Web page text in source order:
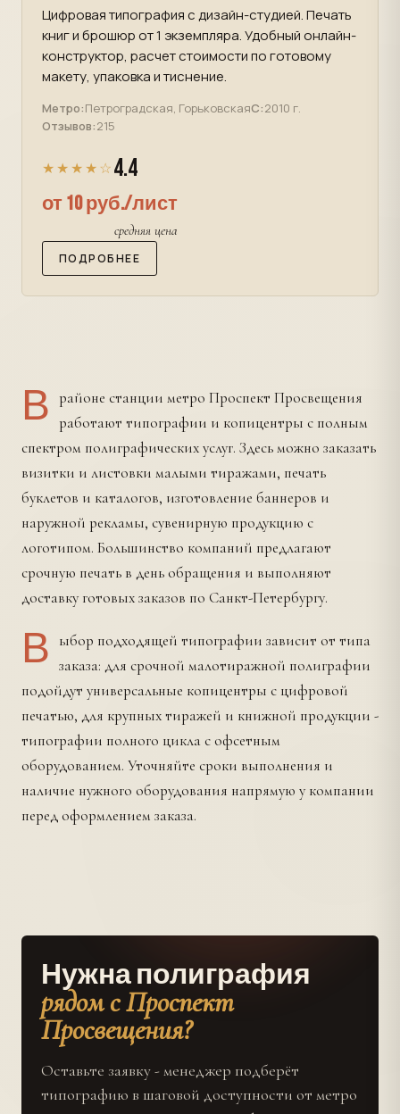
Цифровая типография с дизайн-студией. Печать
книг и брошюр от 1 экземпляра. Удобный онлайн-
конструктор, расчет стоимости по готовому
макету, упаковка и тиснение.
Метро:Петроградская, ГорьковскаяС:2010 г.
Отзывов:215
★★★★☆ 4.4
от 10 руб./лист
средняя цена
ПОДРОБНЕЕ
В районе станции метро Проспект Просвещения
работают типографии и копицентры с полным
спектром полиграфических услуг. Здесь можно заказать
визитки и листовки малыми тиражами, печать
буклетов и каталогов, изготовление баннеров и
наружной рекламы, сувенирную продукцию с
логотипом. Большинство компаний предлагают
срочную печать в день обращения и выполняют
доставку готовых заказов по Санкт-Петербургу.
В
ыбор подходящей типографии зависит от типа
заказа: для срочной малотиражной полиграфии
подойдут универсальные копицентры с цифровой
печатью, для крупных тиражей и книжной продукции -
типографии полного цикла с офсетным
оборудованием. Уточняйте сроки выполнения и
наличие нужного оборудования напрямую у компании
перед оформлением заказа.
Нужна полиграфия
рядом с Проспект
Просвещения?
Оставьте заявку - менеджер подберёт
типографию в шаговой доступности от метро